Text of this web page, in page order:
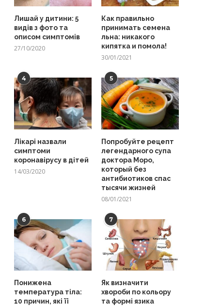
Лишай у дитини: 5
видів з фото та
описом симптомів
27/10/2020
Как правильно
принимать семена
льна: никакого
кипятка и помола!
30/01/2021
4
Лікарі назвали
симптоми
коронавірусу в дітей
14/03/2020
5
Попробуйте рецепт
легендарного супа
доктора Моро,
который без
антибиотиков спас
тысячи жизней
08/01/2021
6
Понижена
температура тіла:
10 причин, які її
7
Як визначити
хвороби по кольору
та формі язика